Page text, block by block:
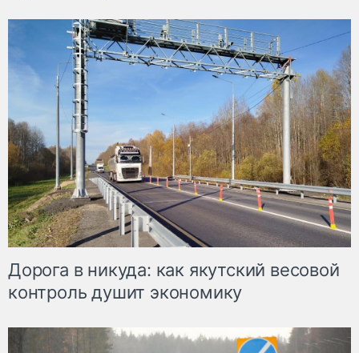
Дорога в никуда: как якутский весовой
контроль душит экономику